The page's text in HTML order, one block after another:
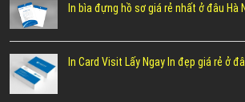
In bìa đựng hồ sơ giá rẻ nhất ở đâu Hà
In Card Visit Lấy Ngay In đẹp giá rẻ ở